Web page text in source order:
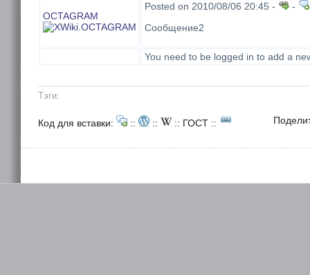
OCTAGRAM
Posted on 2010/08/06 20:45 -
-
Сообщение2
You need to be logged in to add a
Тэги:
Код для вставки: :: :: :: ГОСТ ::